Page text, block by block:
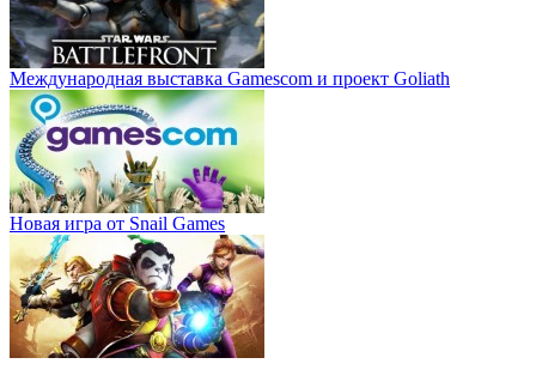
Международная выставка Gamescom и проект Goliath
Новая игра от Snail Games